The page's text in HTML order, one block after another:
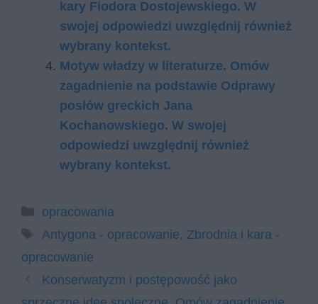
kary Fiodora Dostojewskiego. W
swojej odpowiedzi uwzględnij również
wybrany kontekst.
Motyw władzy w literaturze. Omów
zagadnienie na podstawie Odprawy
posłów greckich Jana
Kochanowskiego. W swojej
odpowiedzi uwzględnij również
wybrany kontekst.
Kategorie
opracowania
Tagi
Antygona - opracowanie, Zbrodnia i kara -
opracowanie
Konserwatyzm i postępowość jako